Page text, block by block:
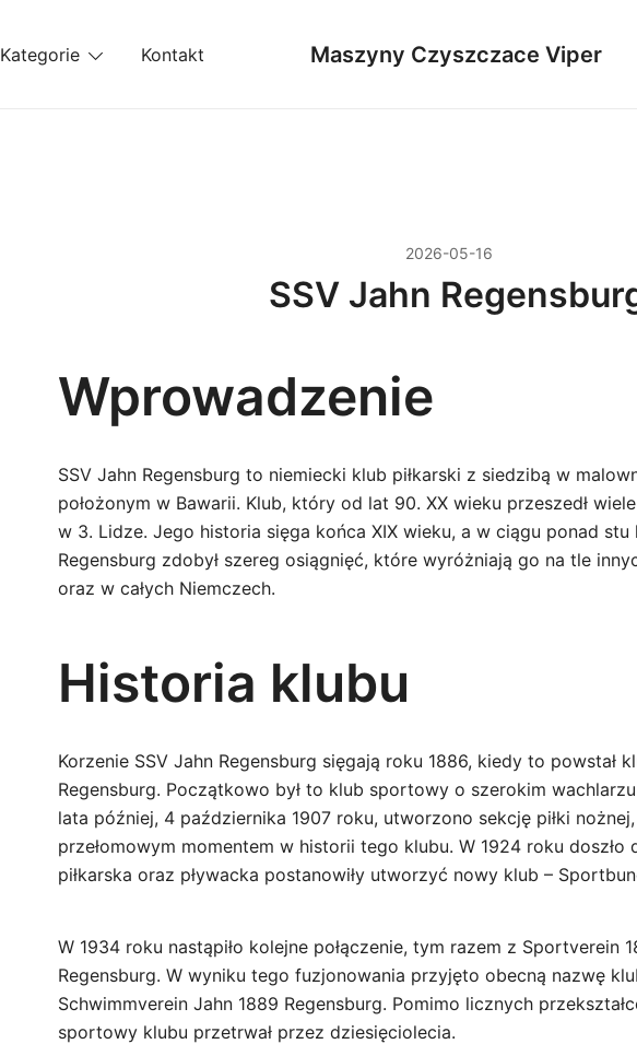
Kategorie Kontakt Maszyny Czyszczace Viper
2026-05-16
SSV Jahn
Wprowadzenie
SSV Jahn Regensburg to niemiecki klub piłkarski z siedzibą w
położonym w Bawarii. Klub, który od lat 90. XX wieku przeszedł
w 3. Lidze. Jego historia sięga końca XIX wieku, a w ciągu ponad stu
Regensburg zdobył szereg osiągnięć, które wyróżniają go na tle
oraz w całych Niemczech.
Historia klubu
Korzenie SSV Jahn Regensburg sięgają roku 1886, kiedy to powstał
Regensburg. Początkowo był to klub sportowy o szerokim
lata później, 4 października 1907 roku, utworzono sekcję piłki
przełomowym momentem w historii tego klubu. W 1924 roku doszło
piłkarska oraz pływacka postanowiły utworzyć nowy klub –
W 1934 roku nastąpiło kolejne połączenie, tym razem z Sportverein
Regensburg. W wyniku tego fuzjonowania przyjęto obecną nazwę
Schwimmverein Jahn 1889 Regensburg. Pomimo licznych
sportowy klubu przetrwał przez dziesięciolecia.